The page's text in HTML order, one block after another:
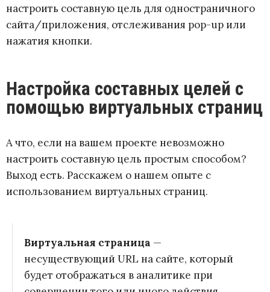
настроить составную цель для одностраничного
сайта/приложения, отслеживания pop-up или
нажатия кнопки.
Настройка составных целей с
помощью виртуальных страниц
А что, если на вашем проекте невозможно
настроить составную цель простым способом?
Выход есть. Расскажем о нашем опыте с
использованием виртуальных страниц.
Виртуальная страница —
несуществующий URL на сайте, который
будет отображаться в аналитике при